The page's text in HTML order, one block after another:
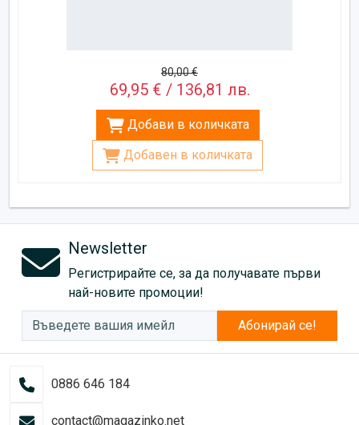
80,00 €
69,95 € / 136,81 лв.
Добави в количката
Добавен в количката
Newsletter
Регистрирайте се, за да получавате първи
най-новите промоции!
Абонирай се!
0886 646 184
contact@magazinko.net